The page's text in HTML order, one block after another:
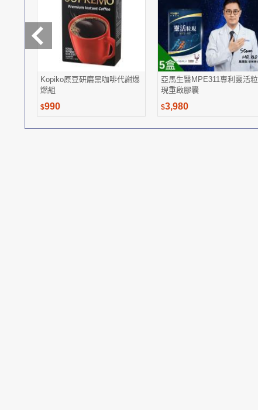
Kopiko原豆研磨黑咖啡代謝爆
燃組
$990
亞馬生醫MPE311專利靈活粒
現重啟膠囊
$3,980